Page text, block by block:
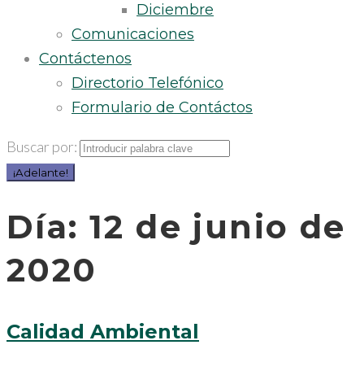
Diciembre
Comunicaciones
Contáctenos
Directorio Telefónico
Formulario de Contáctos
Buscar por:
¡Adelante!
Día:12 de junio de
2020
Calidad Ambiental